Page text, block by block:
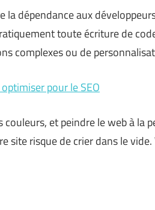
dépendance aux
toute écriture de
complexes ou de
pour le SEO
couleurs, et peindre le web à la
site risque de crier dans le